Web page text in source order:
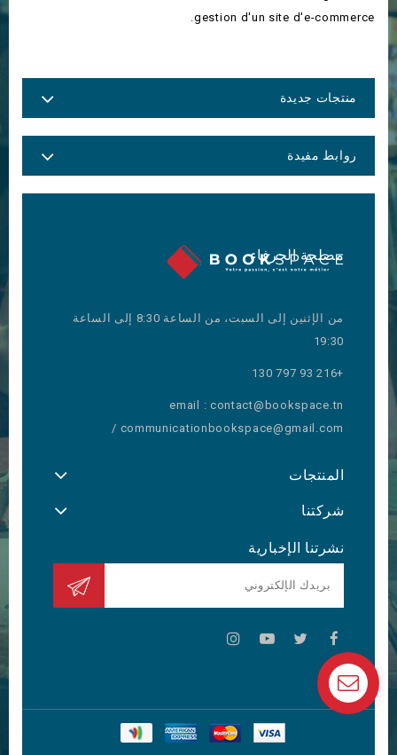
gestion d'un site d'e-commerce.
منتجات جديدة
روابط مفيدة
مصلحة الحرفاء
من الإثنين إلى السبت، من الساعة 8:30 إلى الساعة
19:30
+216 93 797 130
email : contact@bookspace.tn
/ communicationbookspace@gmail.com
المنتجات
شركتنا
نشرتنا الإخبارية